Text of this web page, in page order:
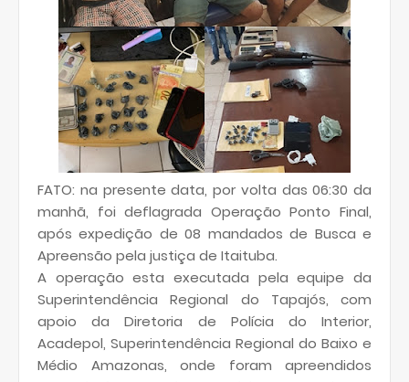
FATO: na presente data, por volta das 06:30 da
manhã, foi deflagrada Operação Ponto Final,
após expedição de 08 mandados de Busca e
Apreensão pela justiça de Itaituba.
A operação esta executada pela equipe da
Superintendência Regional do Tapajós, com
apoio da Diretoria de Polícia do Interior,
Acadepol, Superintendência Regional do Baixo e
Médio Amazonas, onde foram apreendidos